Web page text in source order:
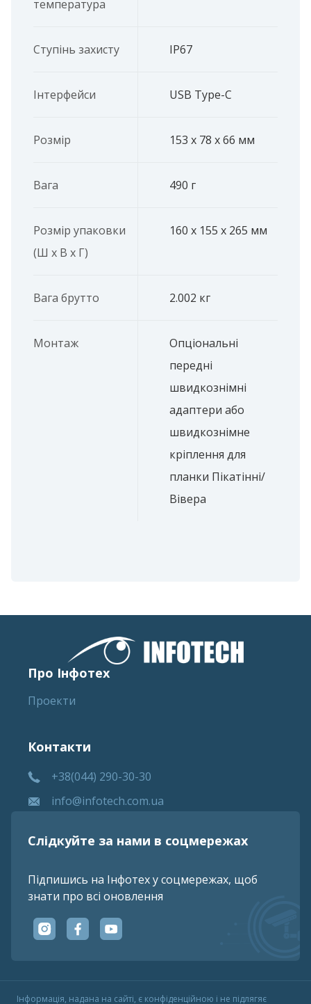
температура
Ступінь захисту IP67
Інтерфейси USB Type-C
Розмір 153 х 78 х 66 мм
Вага 490 г
Розмір упаковки
(Ш х В х Г)
160 x 155 x 265 мм
Вага брутто 2.002 кг
Монтаж
Опціональні
передні
швидкознімні
адаптери або
швидкознімне
кріплення для
планки Пікатінні/
Вівера
Про Інфотех
Проекти
Контакти
+38(044) 290-30-30
info@infotech.com.ua
Слідкуйте за нами в соцмережах
Підпишись на Інфотех у соцмережах, щоб
знати про всі оновлення
Iнформацiя, надана на сайтi, є конфiденцiйною i не пiдлягяє